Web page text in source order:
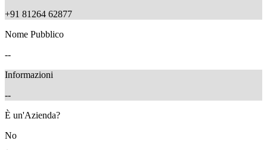
+91 81264 62877
Nome Pubblico
--
Informazioni
--
È un'Azienda?
No